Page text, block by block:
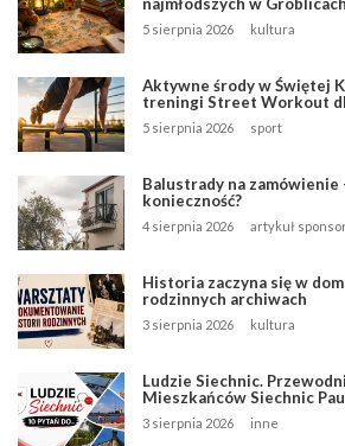
5 sierpnia 2026 kultura
Aktywne środy w Świętej
treningi Street Workout
5 sierpnia 2026 sport
Balustrady na zamówienie
konieczność?
4 sierpnia 2026 artykuł
Historia zaczyna się w
rodzinnych archiwach
3 sierpnia 2026 kultura
Ludzie Siechnic.
Mieszkańców Siechnic
3 sierpnia 2026 inne